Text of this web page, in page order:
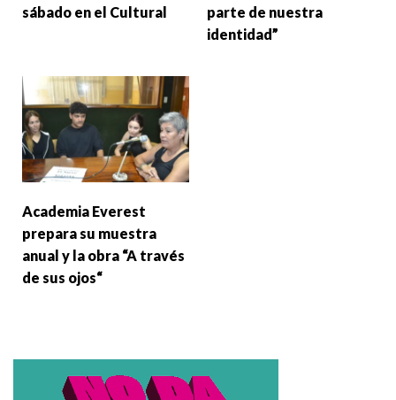
sábado en el Cultural
parte de nuestra
identidad”
Academia Everest
prepara su muestra
anual y la obra “A través
de sus ojos“